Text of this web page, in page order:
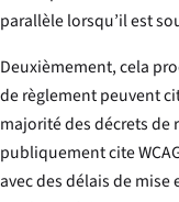
parallèle lorsqu’il est
Deuxièmement, cela
de règlement peuvent
majorité des décrets de
publiquement cite
avec des délais de